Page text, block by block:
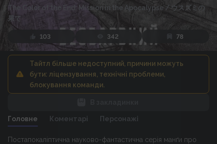
The Color of the End: Mission in the Apocalypse /ウスズミの
果て
103 342 78
Тайтл більше недоступний, причини можуть
бути: ліцензування, технічні проблеми,
блокування команди.
Головне Коментарі Персонажі
Постапокаліптична науково-фантастична серія манґи про